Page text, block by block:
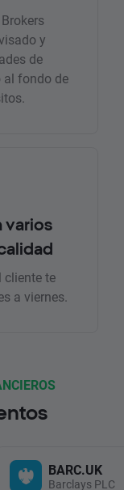
y
de
al fondo de
varios
cliente te
a viernes.
BARC.UK
Barclays PLC